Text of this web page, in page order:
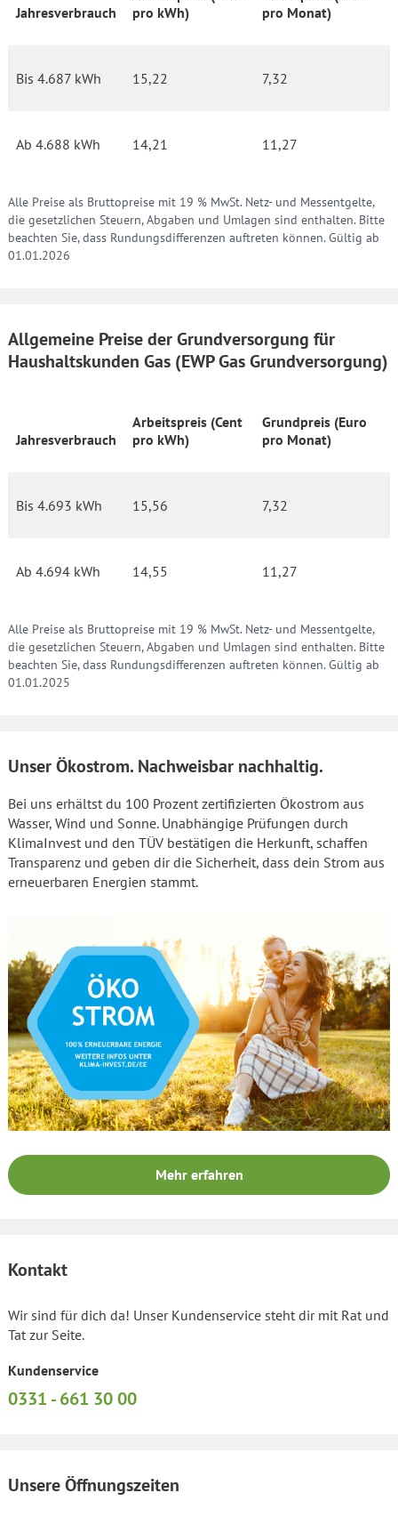
Jahresverbrauch
pro kWh)
pro Monat)
Bis 4.687 kWh 15,22 7,32
Ab 4.688 kWh 14,21 11,27
Alle Preise als Bruttopreise mit 19 % MwSt. Netz- und Messentgelte,
die gesetzlichen Steuern, Abgaben und Umlagen sind enthalten. Bitte
beachten Sie, dass Rundungsdifferenzen auftreten können. Gültig ab
01.01.2026
Allgemeine Preise der Grundversorgung für
Haushaltskunden Gas (EWP Gas Grundversorgung)
Jahresverbrauch
Arbeitspreis (Cent
pro kWh)
Grundpreis (Euro
pro Monat)
Bis 4.693 kWh 15,56 7,32
Ab 4.694 kWh 14,55 11,27
Alle Preise als Bruttopreise mit 19 % MwSt. Netz- und Messentgelte,
die gesetzlichen Steuern, Abgaben und Umlagen sind enthalten. Bitte
beachten Sie, dass Rundungsdifferenzen auftreten können. Gültig ab
01.01.2025
Unser Ökostrom. Nachweisbar nachhaltig.
Bei uns erhältst du 100 Prozent zertifizierten Ökostrom aus
Wasser, Wind und Sonne. Unabhängige Prüfungen durch
KlimaInvest und den TÜV bestätigen die Herkunft, schaffen
Transparenz und geben dir die Sicherheit, dass dein Strom aus
erneuerbaren Energien stammt.
Mehr erfahren
Kontakt
Wir sind für dich da! Unser Kundenservice steht dir mit Rat und
Tat zur Seite.
Kundenservice
0331 - 661 30 00
Unsere Öffnungszeiten